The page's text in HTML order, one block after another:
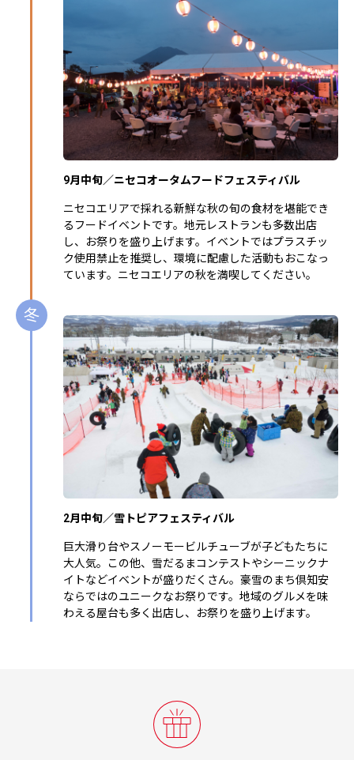
9月中旬／ニセコオータムフードフェスティバル
ニセコエリアで採れる新鮮な秋の旬の食材を堪能でき
るフードイベントです。地元レストランも多数出店
し、お祭りを盛り上げます。イベントではプラスチッ
ク使用禁止を推奨し、環境に配慮した活動もおこなっ
ています。ニセコエリアの秋を満喫してください。
冬
2月中旬／雪トピアフェスティバル
巨大滑り台やスノーモービルチューブが子どもたちに
大人気。この他、雪だるまコンテストやシーニックナ
イトなどイベントが盛りだくさん。豪雪のまち倶知安
ならではのユニークなお祭りです。地域のグルメを味
わえる屋台も多く出店し、お祭りを盛り上げます。